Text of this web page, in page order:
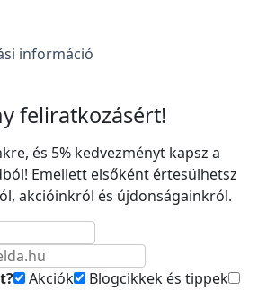
információ
feliratkozásért!
és 5% kedvezményt kapsz a
Emellett elsőként értesülhetsz
akcióinkról és újdonságainkról.
Akciók
Blogcikkek és tippek